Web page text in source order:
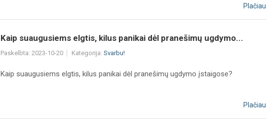
Plačiau
Kaip suaugusiems elgtis, kilus panikai dėl pranešimų ugdymo...
Paskelbta: 2023-10-20 Kategorija: Svarbu!
Kaip suaugusiems elgtis, kilus panikai dėl pranešimų ugdymo įstaigose?
Plačiau